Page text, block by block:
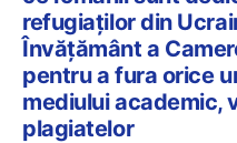
refugiaților din
Învățământ a
pentru a fura orice
mediului academic,
plagiatelor